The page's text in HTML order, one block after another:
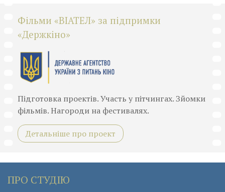
Фільми «ВІАТЕЛ» за підпримки
«Держкіно»
Підготовка проектів. Участь у пітчингах. Зйомки
фільмів. Нагороди на фестивалях.
Детальніше про проект
ПРО СТУДІЮ